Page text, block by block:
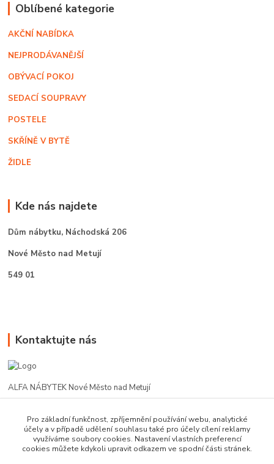
Oblíbené kategorie
AKČNÍ NABÍDKA
NEJPRODÁVANĚJŠÍ
OBÝVACÍ POKOJ
SEDACÍ SOUPRAVY
POSTELE
SKŘÍNĚ V BYTĚ
ŽIDLE
Kde nás najdete
Dům nábytku, Náchodská 206
Nové Město nad Metují
549 01
Kontaktujte nás
ALFA NÁBYTEK Nové Město nad Metují
602 412 331
alfanm@seznam.cz
Pro základní funkčnost, zpříjemnění používání webu, analytické
účely a v případě udělení souhlasu také pro účely cílení reklamy
využíváme soubory cookies. Nastavení vlastních preferencí
cookies můžete kdykoli upravit odkazem ve spodní části stránek.